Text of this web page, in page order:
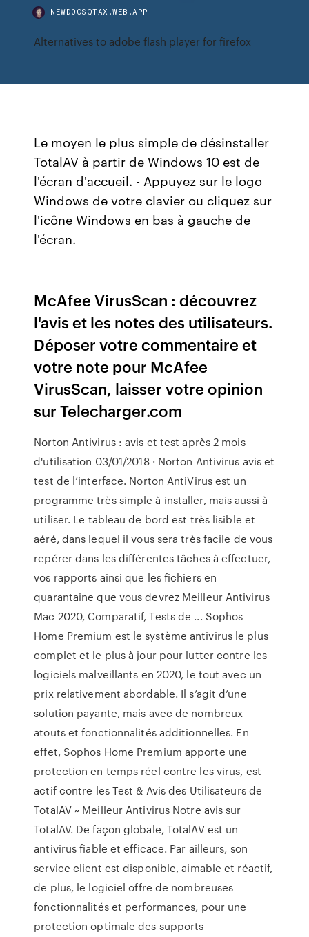
NEWDOCSQTAX.WEB.APP
Alternatives to adobe flash player for firefox
Le moyen le plus simple de désinstaller
TotalAV à partir de Windows 10 est de
l'écran d'accueil. - Appuyez sur le logo
Windows de votre clavier ou cliquez sur
l'icône Windows en bas à gauche de
l'écran.
McAfee VirusScan : découvrez
l'avis et les notes des utilisateurs.
Déposer votre commentaire et
votre note pour McAfee
VirusScan, laisser votre opinion
sur Telecharger.com
Norton Antivirus : avis et test après 2 mois
d'utilisation 03/01/2018 · Norton Antivirus avis et
test de l’interface. Norton AntiVirus est un
programme très simple à installer, mais aussi à
utiliser. Le tableau de bord est très lisible et
aéré, dans lequel il vous sera très facile de vous
repérer dans les différentes tâches à effectuer,
vos rapports ainsi que les fichiers en
quarantaine que vous devrez Meilleur Antivirus
Mac 2020, Comparatif, Tests de ... Sophos
Home Premium est le système antivirus le plus
complet et le plus à jour pour lutter contre les
logiciels malveillants en 2020, le tout avec un
prix relativement abordable. Il s’agit d’une
solution payante, mais avec de nombreux
atouts et fonctionnalités additionnelles. En
effet, Sophos Home Premium apporte une
protection en temps réel contre les virus, est
actif contre les Test & Avis des Utilisateurs de
TotalAV ~ Meilleur Antivirus Notre avis sur
TotalAV. De façon globale, TotalAV est un
antivirus fiable et efficace. Par ailleurs, son
service client est disponible, aimable et réactif,
de plus, le logiciel offre de nombreuses
fonctionnalités et performances, pour une
protection optimale des supports